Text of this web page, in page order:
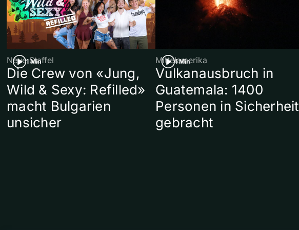
1 Min
Neue Staffel
Die Crew von «Jung,
Wild & Sexy: Refilled»
macht Bulgarien
unsicher
1 Min
Mittelamerika
Vulkanausbruch in
Guatemala: 1400
Personen in Sicherheit
gebracht